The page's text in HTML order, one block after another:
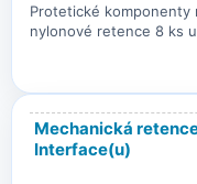
Protetické komponenty
nylonové retence 8 ks
Mechanická
Interface(u)